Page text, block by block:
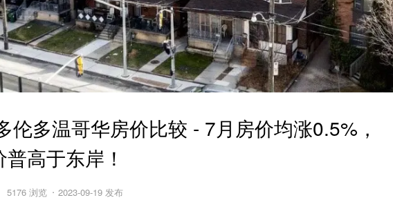
伦多温哥华房价比较 - 7月房价均涨0.5%，
高于东岸！
5176 浏览 2023-09-19 发布